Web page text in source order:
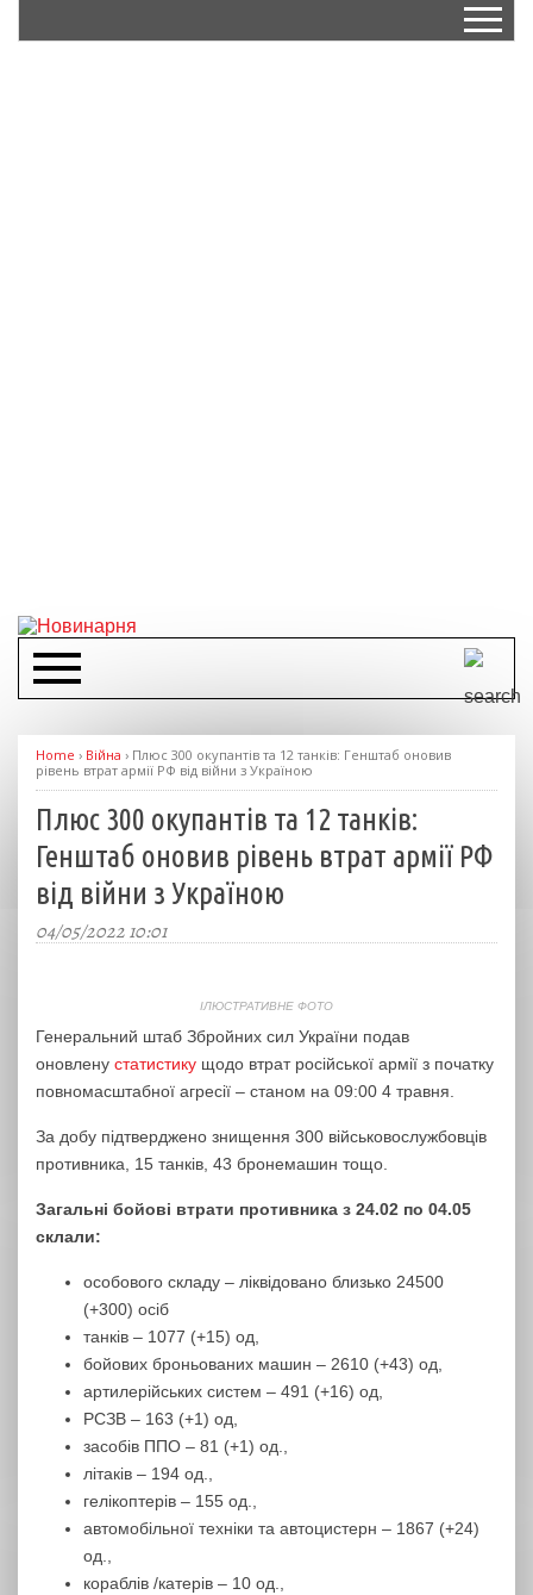
Home › Війна › Плюс 300 окупантів та 12 танків: Генштаб оновив
рівень втрат армії РФ від війни з Україною
Плюс 300 окупантів та 12 танків:
Генштаб оновив рівень втрат армії РФ
від війни з Україною
04/05/2022 10:01
ІЛЮСТРАТИВНЕ ФОТО
Генеральний штаб Збройних сил України подав
оновлену статистику щодо втрат російської армії з початку
повномасштабної агресії – станом на 09:00 4 травня.
За добу підтверджено знищення 300 військовослужбовців
противника, 15 танків, 43 бронемашин тощо.
Загальні бойові втрати противника з 24.02 по 04.05
склали:
особового складу – ліквідовано близько 24500
(+300) осіб
танків – 1077 (+15) од,
бойових броньованих машин ‒ 2610 (+43) од,
артилерійських систем – 491 (+16) од,
РСЗВ – 163 (+1) од,
засобів ППО – 81 (+1) од.,
літаків – 194 од.,
гелікоптерів – 155 од.,
автомобільної техніки та автоцистерн – 1867 (+24)
од.,
кораблів /катерів – 10 од.,